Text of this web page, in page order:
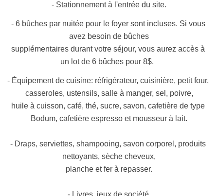
- Stationnement à l'entrée du site.
- 6 bûches par nuitée pour le foyer sont incluses. Si vous
avez besoin de bûches
supplémentaires durant votre séjour, vous aurez accès à
un lot de 6 bûches pour 8$.
- Équipement de cuisine: réfrigérateur, cuisinière, petit four,
casseroles, ustensils, salle à manger, sel, poivre,
huile à cuisson, café, thé, sucre, savon, cafetière de type
Bodum, cafetière espresso et mousseur à lait.
- Draps, serviettes, shampooing, savon corporel, produits
nettoyants, sèche cheveux,
planche et fer à repasser.